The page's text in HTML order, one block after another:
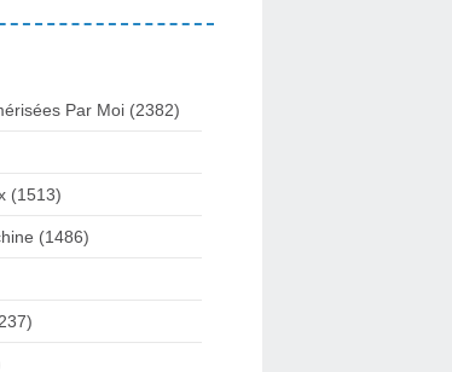
Par Moi (2382)
(1513)
(1486)